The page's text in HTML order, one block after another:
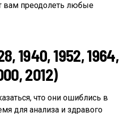
вам преодолеть любые
1940, 1952, 1964,
2012)
что они ошиблись в
для анализа и здравого